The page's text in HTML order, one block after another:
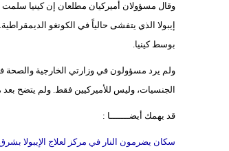
وقال مسؤولان أميركيان مطلعان إن كينيا سلمت
إيبولا الذي يتفشى حالياً في الكونغو
بوسط كينيا.
ولم يرد مسؤولون في وزارتي الخارجية والصحة
الجنسيات، وليس للأميركيين فقط. ولم يتضح
قد يهمك أيضـــــــا :
سكان يضرمون النار في مركز لعلاج الإيبولا